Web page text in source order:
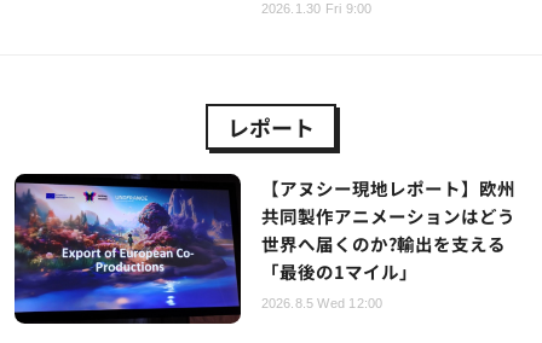
2026.1.30 Fri 9:00
レポート
【アヌシー現地レポート】欧州
共同製作アニメーションはどう
世界へ届くのか?輸出を支える
「最後の1マイル」
2026.8.5 Wed 12:00